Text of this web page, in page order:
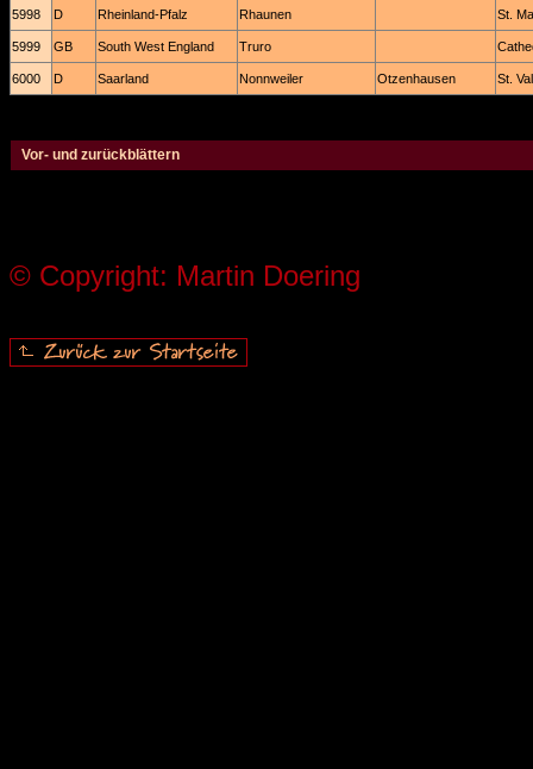
5998
D Rheinland-Pfalz Rhaunen St.
5999 GB South West England Truro
6000 D Saarland Nonnweiler Otzenhausen St.
Vor- und zurückblättern
© Copyright: Martin Doering